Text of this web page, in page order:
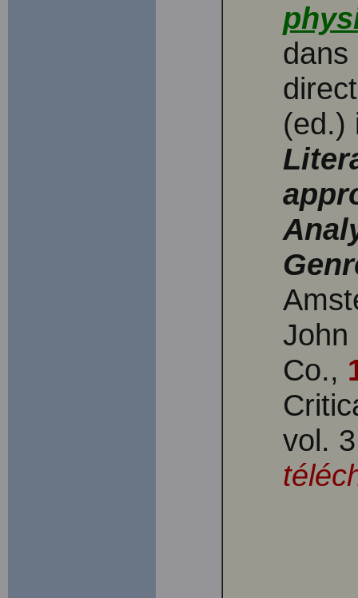
dans
(ed.)
John
Co.,
vol.